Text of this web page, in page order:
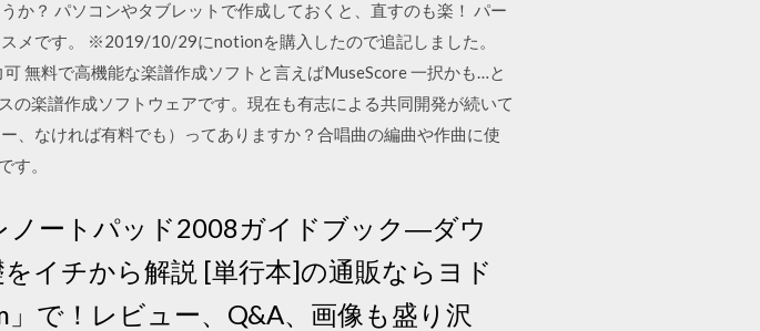
か？ パソコンやタブレットで作成しておくと、直すのも楽！ パー
メです。 ※2019/10/29にnotionを購入したので追記しました。
無料で高機能な楽譜作成ソフトと言えばMuseScore 一択かも…と
楽譜作成ソフトウェアです。現在も有志による共同開発が続いて
、なければ有料でも）ってありますか？合唱曲の編曲や作曲に使
す。
ノートパッド2008ガイドブック―ダウ
イチから解説 [単行本]の通販ならヨド
で！レビュー、Q&A、画像も盛り沢